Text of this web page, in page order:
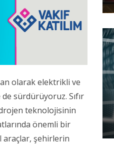
olarak elektrikli ve
sürdürüyoruz. Sıfır
teknolojisinin
önemli bir
araçlar, şehirlerin